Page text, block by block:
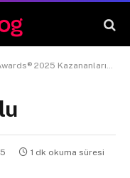
2025 Kazananlarını Belli Oldu!
1 dk okuma süresi